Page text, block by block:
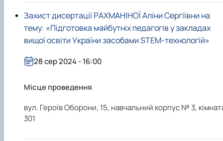
Захист дисертації РАХМАНІНОЇ Аліни Сергіївни на
тему: «Підготовка майбутніх педагогів у закладах
вищої освіти України засобами STEM-технологій»
28 сер 2024 - 16:00
Місце проведення
вул. Героїв Оборони, 15, навчальний корпус № 3,
301